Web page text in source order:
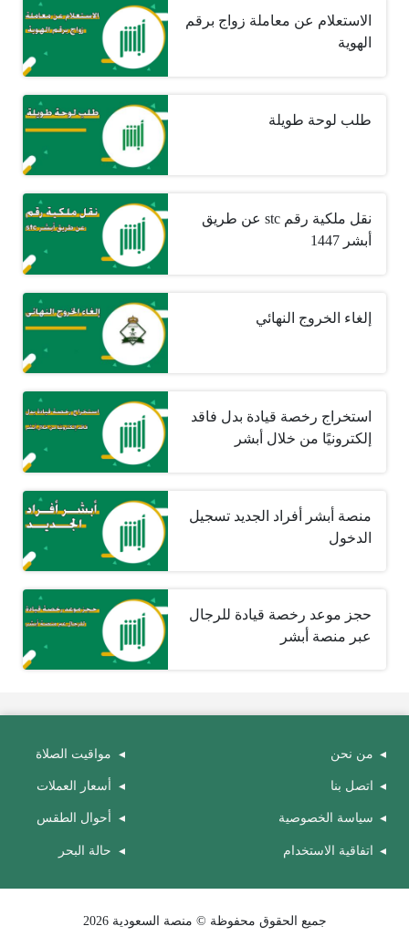
الاستعلام عن معاملة زواج برقم
الهوية
طلب لوحة طويلة
نقل ملكية رقم stc عن طريق
أبشر 1447
إلغاء الخروج النهائي
استخراج رخصة قيادة بدل فاقد
إلكترونيًا من خلال أبشر
منصة أبشر أفراد الجديد تسجيل
الدخول
حجز موعد رخصة قيادة للرجال
عبر منصة أبشر
من نحن
اتصل بنا
سياسة الخصوصية
اتفاقية الاستخدام
مواقيت الصلاة
أسعار العملات
أحوال الطقس
حالة البحر
جميع الحقوق محفوظة © منصة السعودية 2026